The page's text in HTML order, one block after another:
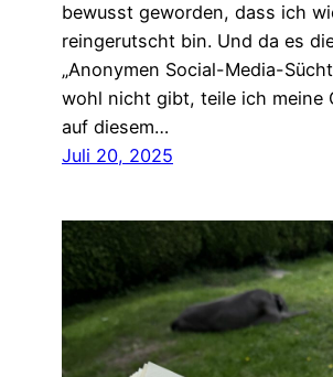
bewusst geworden, dass ich
reingerutscht bin. Und da es
„Anonymen Social-Media-
wohl nicht gibt, teile ich meine
auf diesem…
Juli 20, 2025